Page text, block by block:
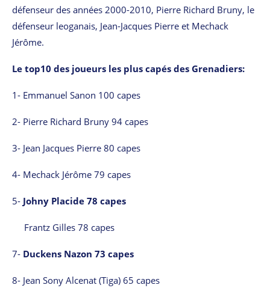
défenseur des années 2000-2010, Pierre Richard Bruny, le
défenseur leoganais, Jean-Jacques Pierre et Mechack
Jérôme.
Le top10 des joueurs les plus capés des Grenadiers:
1- Emmanuel Sanon 100 capes
2- Pierre Richard Bruny 94 capes
3- Jean Jacques Pierre 80 capes
4- Mechack Jérôme 79 capes
5- Johny Placide 78 capes
Frantz Gilles 78 capes
7- Duckens Nazon 73 capes
8- Jean Sony Alcenat (Tiga) 65 capes